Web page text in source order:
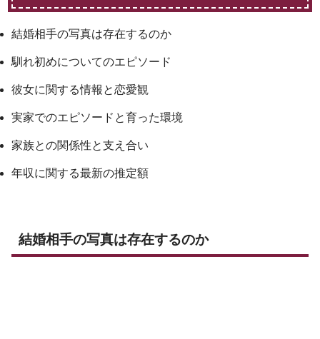
結婚相手の写真は存在するのか
馴れ初めについてのエピソード
彼女に関する情報と恋愛観
実家でのエピソードと育った環境
家族との関係性と支え合い
年収に関する最新の推定額
結婚相手の写真は存在するのか